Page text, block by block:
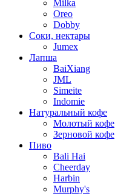
Milka
Oreo
Dobby
Соки, нектары
Jumex
Лапша
BaiXiang
JML
Simeite
Indomie
Натуральный кофе
Молотый кофе
Зерновой кофе
Пиво
Bali Hai
Cheerday
Harbin
Murphy's